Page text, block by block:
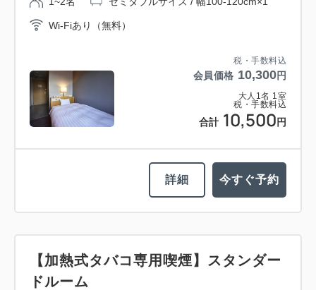
税・手数料込
会員価格 10,300円
大人 1 名 1 室
税・手数料込
合計 10,500 円
Wi-Fiあり（無料）
詳細 今すぐ予約
【加熱式タバコ専用喫煙】スタンダー
ドルーム